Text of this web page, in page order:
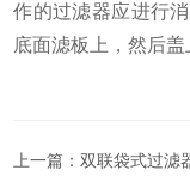
作的过滤器应进行
底面滤板上，然后盖
上一篇：双联袋式过滤